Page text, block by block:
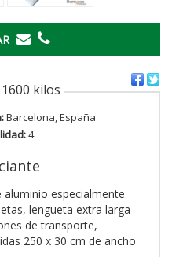
kilos
Barcelona, España
4
especialmente
lengueta extra larga
de transporte,
250 x 30 cm de ancho